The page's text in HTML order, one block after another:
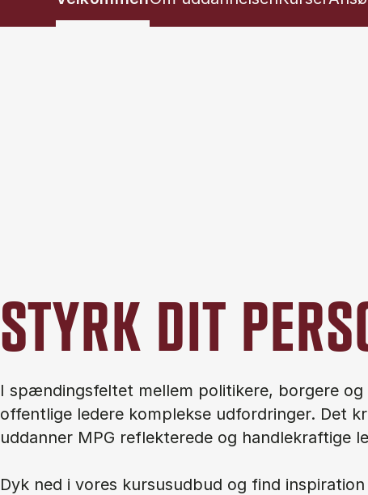
STYRK DIT
I spændingsfeltet mellem politikere, borgere
offentlige ledere komplekse udfordringer. Det
uddanner MPG reflekterede og handlekraftige
Dyk ned i vores kursusudbud og find